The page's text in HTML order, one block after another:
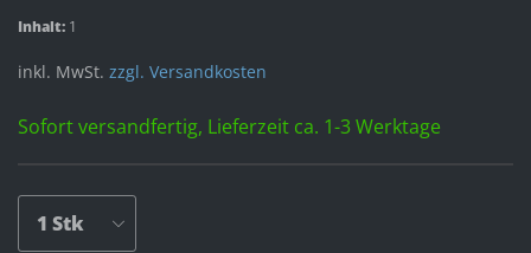
Inhalt: 1
inkl. MwSt. zzgl. Versandkosten
Sofort versandfertig, Lieferzeit ca. 1-3 Werktage